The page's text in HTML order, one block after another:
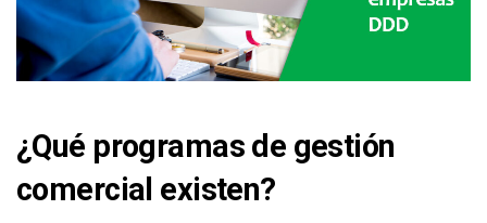
¿Qué programas de gestión
comercial existen?